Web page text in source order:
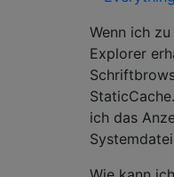
Windows
No
749720
32
Wenn ich
Explorer
ich das